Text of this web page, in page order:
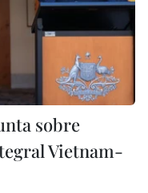
sobre
Vietnam-